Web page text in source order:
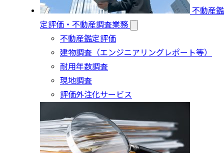
不動産鑑
定評価・不動産調査業務
不動産鑑定評価
建物調査（エンジニアリングレポート等）
耐用年数調査
現地調査
評価外注化サービス